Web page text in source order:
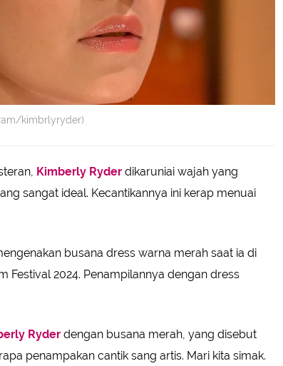
kimbrlyryder)
Kimberly Ryder dikaruniai wajah yang
sangat ideal. Kecantikannya ini kerap menuai
busana dress warna merah saat ia di
Festival 2024. Penampilannya dengan dress
Ryder dengan busana merah, yang disebut
penampakan cantik sang artis. Mari kita simak.